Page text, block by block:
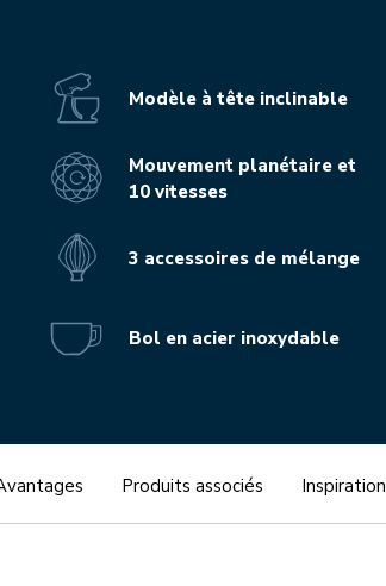
Modèle à tête inclinable
Mouvement planétaire et
10 vitesses
3 accessoires de mélange
Bol en acier inoxydable
Produits associés Inspiration